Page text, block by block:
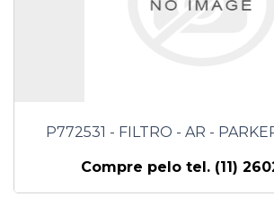
P772531 - FILTRO - AR -
Compre pelo tel. (11)